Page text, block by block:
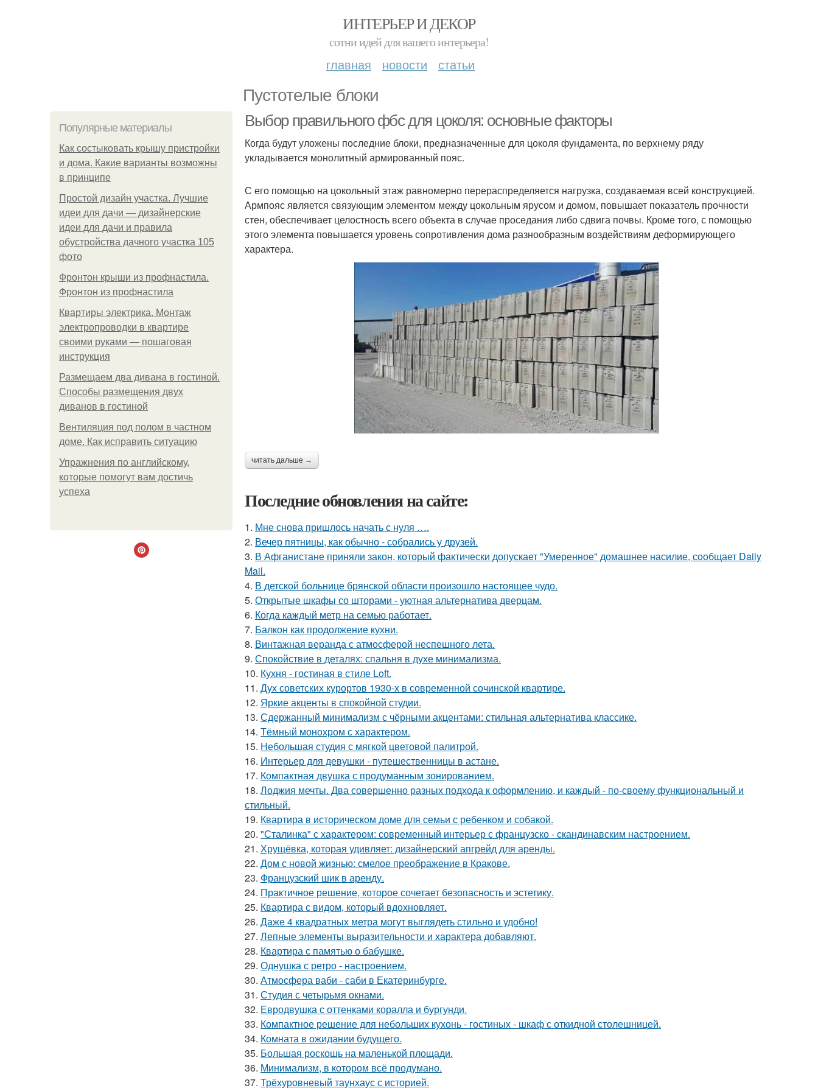
ИНТЕРЬЕР И ДЕКОР
сотни идей для вашего интерьера!
главная новости статьи
Пустотелые блоки
Популярные материалы
Как состыковать крышу пристройки
и дома. Какие варианты возможны
в принципе
Простой дизайн участка. Лучшие
идеи для дачи — дизайнерские
идеи для дачи и правила
обустройства дачного участка 105
фото
Фронтон крыши из профнастила.
Фронтон из профнастила
Квартиры электрика. Монтаж
электропроводки в квартире
своими руками — пошаговая
инструкция
Размещаем два дивана в гостиной.
Способы размещения двух
диванов в гостиной
Вентиляция под полом в частном
доме. Как исправить ситуацию
Упражнения по английскому,
которые помогут вам достичь
успеха
Выбор правильного фбс для цоколя: основные факторы
Когда будут уложены последние блоки, предназначенные для цоколя фундамента, по верхнему ряду
укладывается монолитный армированный пояс.
С его помощью на цокольный этаж равномерно перераспределяется нагрузка, создаваемая всей конструкцией.
Армпояс является связующим элементом между цокольным ярусом и домом, повышает показатель прочности
стен, обеспечивает целостность всего объекта в случае проседания либо сдвига почвы. Кроме того, с помощью
этого элемента повышается уровень сопротивления дома разнообразным воздействиям деформирующего
характера.
читать дальше →
Последние обновления на сайте:
1. Мне снова пришлось начать с нуля ….
2. Вечер пятницы, как обычно - собрались у друзей.
3. В Афганистане приняли закон, который фактически допускает "Умеренное" домашнее насилие, сообщает Daily
Mail.
4. В детской больнице брянской области произошло настоящее чудо.
5. Открытые шкафы со шторами - уютная альтернатива дверцам.
6. Когда каждый метр на семью работает.
7. Балкон как продолжение кухни.
8. Винтажная веранда с атмосферой неспешного лета.
9. Спокойствие в деталях: спальня в духе минимализма.
10. Кухня - гостиная в стиле Loft.
11. Дух советских курортов 1930-х в современной сочинской квартире.
12. Яркие акценты в спокойной студии.
13. Сдержанный минимализм с чёрными акцентами: стильная альтернатива классике.
14. Тёмный монохром с характером.
15. Небольшая студия с мягкой цветовой палитрой.
16. Интерьер для девушки - путешественницы в астане.
17. Компактная двушка с продуманным зонированием.
18. Лоджия мечты. Два совершенно разных подхода к оформлению, и каждый - по-своему функциональный и
стильный.
19. Квартира в историческом доме для семьи с ребенком и собакой.
20. "Сталинка" с характером: современный интерьер с французско - скандинавским настроением.
21. Хрущёвка, которая удивляет: дизайнерский апгрейд для аренды.
22. Дом с новой жизнью: смелое преображение в Кракове.
23. Французский шик в аренду.
24. Практичное решение, которое сочетает безопасность и эстетику.
25. Квартира с видом, который вдохновляет.
26. Даже 4 квадратных метра могут выглядеть стильно и удобно!
27. Лепные элементы выразительности и характера добавляют.
28. Квартира с памятью о бабушке.
29. Однушка с ретро - настроением.
30. Атмосфера ваби - саби в Екатеринбурге.
31. Студия с четырьмя окнами.
32. Евродвушка с оттенками коралла и бургунди.
33. Компактное решение для небольших кухонь - гостиных - шкаф с откидной столешницей.
34. Комната в ожидании будущего.
35. Большая роскошь на маленькой площади.
36. Минимализм, в котором всё продумано.
37. Трёхуровневый таунхаус с историей.